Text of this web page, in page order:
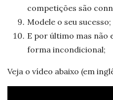
competições são
Modele o seu sucesso;
E por último mas não
forma incondicional;
Veja o vídeo abaixo (em